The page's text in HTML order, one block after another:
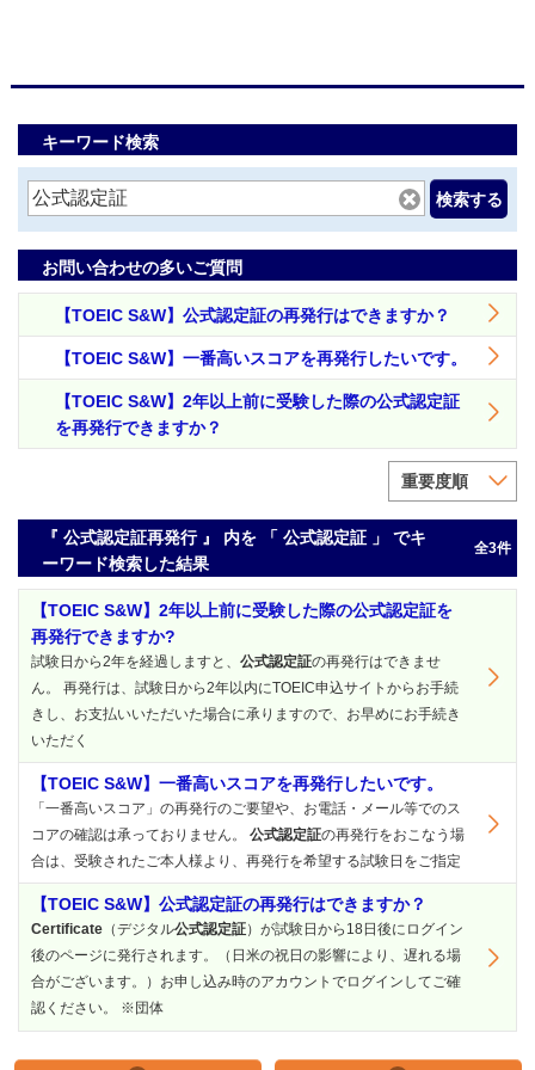
キーワード検索
検索する
お問い合わせの多いご質問
【TOEIC S&W】公式認定証の再発行はできますか？
【TOEIC S&W】一番高いスコアを再発行したいです。
【TOEIC S&W】2年以上前に受験した際の公式認定証
を再発行できますか？
重要度順
『 公式認定証再発行 』 内を 「 公式認定証 」 でキ
ーワード検索した結果
全3件
【TOEIC S&W】2年以上前に受験した際の公式認定証を
再発行できますか?
試験日から2年を経過しますと、 公式認定証の再発行はできませ
ん。 再発行は、試験日から2年以内にTOEIC申込サイトからお手続
きし、お支払いいただいた場合に承りますので、お早めにお手続き
いただく
【TOEIC S&W】一番高いスコアを再発行したいです。
「一番高いスコア」の再発行のご要望や、お電話・メール等でのス
コアの確認は承っておりません。 公式認定証の再発行をおこなう場
合は、受験されたご本人様より、再発行を希望する試験日をご指定
【TOEIC S&W】公式認定証の再発行はできますか？
Certificate （デジタル公式認定証）が試験日から18日後にログイン
後のページに発行されます。（日米の祝日の影響により、遅れる場
合がございます。）お申し込み時のアカウントでログインしてご確
認ください。 ※団体